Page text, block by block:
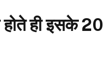
ही इसके 20